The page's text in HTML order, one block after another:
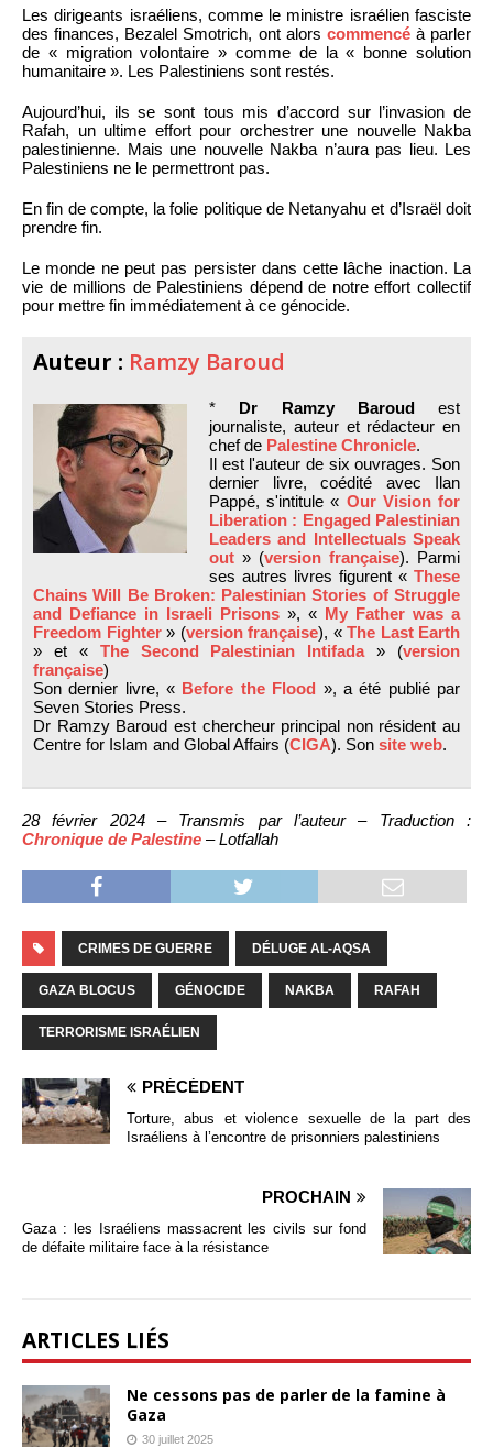
Les dirigeants israéliens, comme le ministre israélien fasciste
des finances, Bezalel Smotrich, ont alors commencéà parler
de « migration volontaire » comme de la « bonne solution
humanitaire ». Les Palestiniens sont restés.
Aujourd’hui, ils se sont tous mis d’accord sur l’invasion de
Rafah, un ultime effort pour orchestrer une nouvelle Nakba
palestinienne. Mais une nouvelle Nakba n’aura pas lieu. Les
Palestiniens ne le permettront pas.
En fin de compte, la folie politique de Netanyahu et d’Israël doit
prendre fin.
Le monde ne peut pas persister dans cette lâche inaction. La
vie de millions de Palestiniens dépend de notre effort collectif
pour mettre fin immédiatement à ce génocide.
Auteur : Ramzy Baroud
* Dr Ramzy Baroudest
journaliste, auteur et rédacteur en
chef de Palestine Chronicle.
Il est l'auteur de six ouvrages. Son
dernier livre, coédité avec Ilan
Pappé, s'intitule « Our Vision for
Liberation : Engaged Palestinian
Leaders and Intellectuals Speak
out » (version française). Parmi
ses autres livres figurent « These
Chains Will Be Broken: Palestinian Stories of Struggle
and Defiance in Israeli Prisons », « My Father was a
Freedom Fighter» (version française), « The Last Earth
» et « The Second Palestinian Intifada» (version
française)
Son dernier livre, « Before the Flood », a été publié par
Seven Stories Press.
Dr Ramzy Baroud est chercheur principal non résident au
Centre for Islam and Global Affairs (CIGA). Son site web.
28 février 2024 – Transmis par l’auteur – Traduction :
Chronique de Palestine – Lotfallah
CRIMES DE GUERRE DÉLUGE AL-AQSA
GAZA BLOCUS GÉNOCIDE NAKBA RAFAH
TERRORISME ISRAÉLIEN
PRÉCÉDENT
Torture, abus et violence sexuelle de la part des
Israéliens à l’encontre de prisonniers palestiniens
PROCHAIN
Gaza : les Israéliens massacrent les civils sur fond
de défaite militaire face à la résistance
ARTICLES LIÉS
Ne cessons pas de parler de la famine à
Gaza
30 juillet 2025